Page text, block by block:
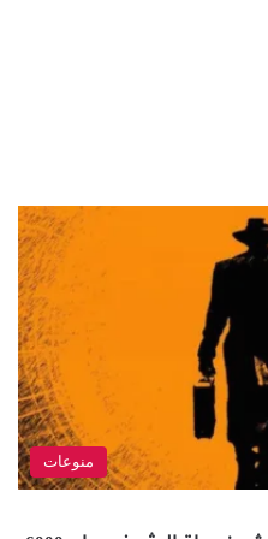
منوعات